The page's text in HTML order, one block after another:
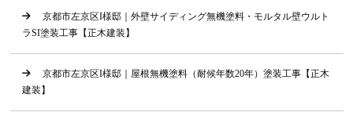
京都市左京区I様邸｜外壁サイディング無機塗料・モルタル壁ウルト
ラSI塗装工事【正木建装】
京都市左京区I様邸｜屋根無機塗料（耐候年数20年）塗装工事【正木
建装】